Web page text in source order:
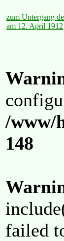
zum Untergang
am 12. April 1912
/www/
148
failed